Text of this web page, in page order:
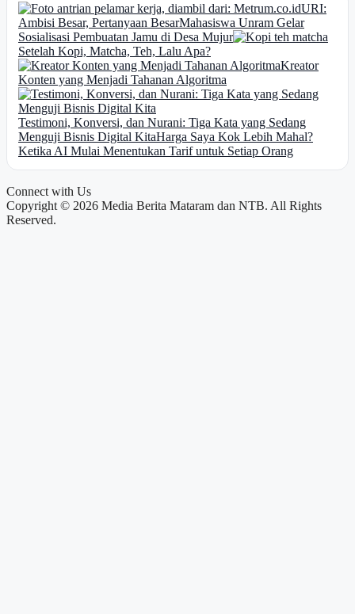
URI:
Ambisi Besar, Pertanyaan BesarMahasiswa Unram Gelar
Sosialisasi Pembuatan Jamu di Desa Mujur
Setelah Kopi, Matcha, Teh, Lalu Apa?
Kreator
Konten yang Menjadi Tahanan Algoritma
Testimoni, Konversi, dan Nurani: Tiga Kata yang Sedang
Menguji Bisnis Digital KitaHarga Saya Kok Lebih Mahal?
Ketika AI Mulai Menentukan Tarif untuk Setiap Orang
Connect with Us
Copyright © 2026 Media Berita Mataram dan NTB. All Rights
Reserved.